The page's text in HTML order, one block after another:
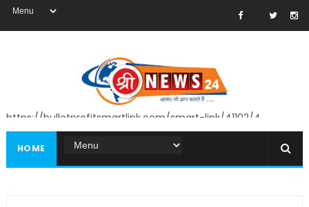
https://bulletprofitsmartlink.com/smart-link/41102/4
HOME